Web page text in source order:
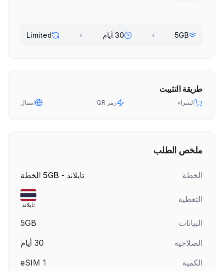
5GB
• 30 أيام •
Limited
طريقة التثبيت
الشراء → رمز QR → اتصال
ملخص الطلب
الخطة تايلاند - 5GB الخطة
التغطية
تايلاند
البيانات
5GB
الصلاحية
30 أيام
الكمية
1